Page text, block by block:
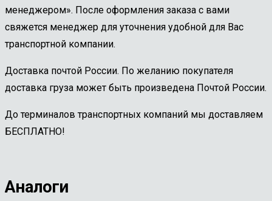
менеджером». После оформления заказа с вами
свяжется менеджер для уточнения удобной для Вас
транспортной компании.
Доставка почтой России. По желанию покупателя
доставка груза может быть произведена Почтой России.
До терминалов транспортных компаний мы доставляем
БЕСПЛАТНО!
Аналоги